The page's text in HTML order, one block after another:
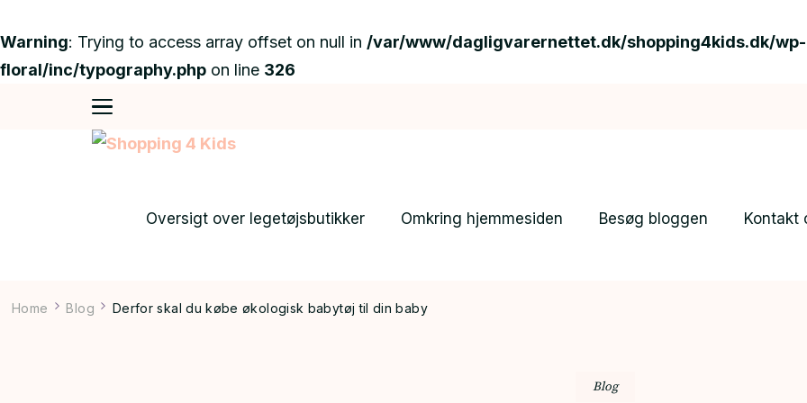
Warning: Trying to access array offset on null in /var/www/dagligvarernettet.dk/shopping4kids.dk/
floral/inc/typography.php on line 326
Oversigt over legetøjsbutikker Omkring hjemmesiden Besøg bloggen Kontakt
Home Blog Derfor skal du købe økologisk babytøj til din baby
Blog